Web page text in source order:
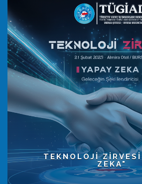
TEKNOLOJİ
ZEKA"